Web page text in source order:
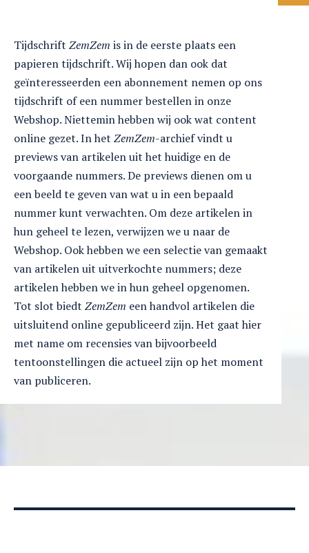
Tijdschrift ZemZem is in de eerste plaats een
papieren tijdschrift. Wij hopen dan ook dat
geïnteresseerden een abonnement nemen op ons
tijdschrift of een nummer bestellen in onze
Webshop. Niettemin hebben wij ook wat content
online gezet. In het ZemZem-archief vindt u
previews van artikelen uit het huidige en de
voorgaande nummers. De previews dienen om u
een beeld te geven van wat u in een bepaald
nummer kunt verwachten. Om deze artikelen in
hun geheel te lezen, verwijzen we u naar de
Webshop. Ook hebben we een selectie van gemaakt
van artikelen uit uitverkochte nummers; deze
artikelen hebben we in hun geheel opgenomen.
Tot slot biedt ZemZem een handvol artikelen die
uitsluitend online gepubliceerd zijn. Het gaat hier
met name om recensies van bijvoorbeeld
tentoonstellingen die actueel zijn op het moment
van publiceren.